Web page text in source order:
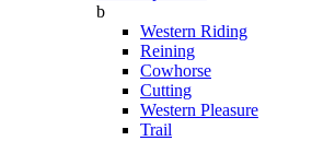
b
Western Riding
Reining
Cowhorse
Cutting
Western Pleasure
Trail